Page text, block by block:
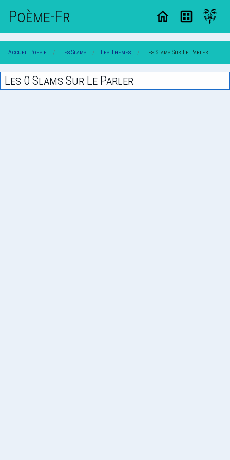
Poème-Fr
Accueil Poesie Les Slams Les Themes Les Slams Sur Le Parler
Les 0 Slams Sur Le Parler